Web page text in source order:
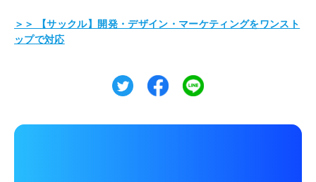
＞＞ 【サックル】開発・デザイン・マーケティングをワンスト
ップで対応